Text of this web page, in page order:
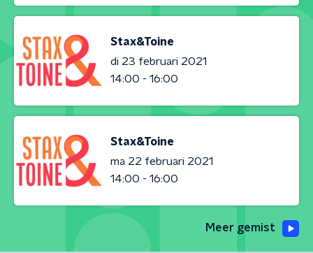
Stax&Toine
di 23 februari 2021
14:00 - 16:00
Stax&Toine
ma 22 februari 2021
14:00 - 16:00
Meer gemist